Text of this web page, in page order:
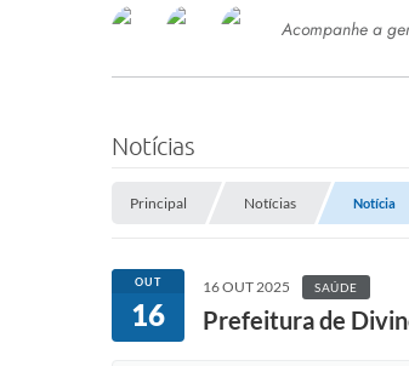
SERVIÇOS
SEMED
Processo de Contratação -
Concursos e Processos Seletivos
Acompanhe a
Notícias
Principal Notícias Notícia
OUT
16
16 OUT 2025 SAÚDE
Prefeitura de